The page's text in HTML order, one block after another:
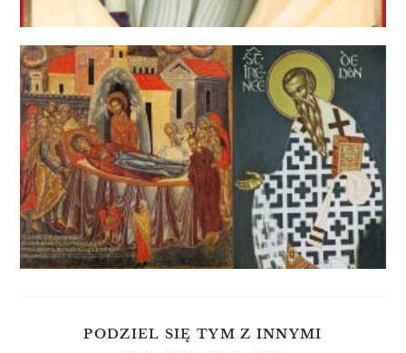
PODZIEL SIĘ TYM Z INNYMI